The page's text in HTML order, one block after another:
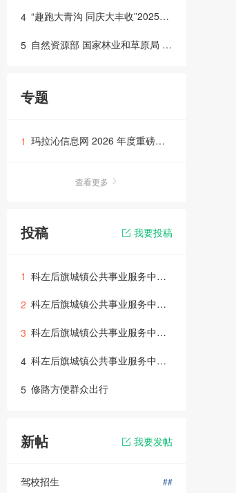
3000-5000元 美容/瘦身顾问
洗脸熊洗脸吧
4 “趣跑大青沟 同庆大丰收”2025年第八届科尔沁运动大会科左后旗站全民趣跑活动报名
5 自然资源部 国家林业和草原局 通报2025年一季度18个破坏耕地、毁林毁草典型问题
专题
1 玛拉沁信息网 2026 年度重磅策划“暗号行动”生意难做？那是你没对上“暗号”！
查看更多
投稿 我要投稿
1 科左后旗城镇公共事业服务中心开展“元宵联合防火 守护万家安宁”活动
2 科左后旗城镇公共事业服务中心开展“五一假期安全生产专项大检查”活动
3 科左后旗城镇公共事业服务中心：圆满完成元宵节公园防火，守护节日烟火
4 科左后旗城镇公共事业服务中心开展“党群携手清积雪，情暖社区迎新春”活动
5 修路方便群众出行
新帖 我要发帖
驾校招生
##